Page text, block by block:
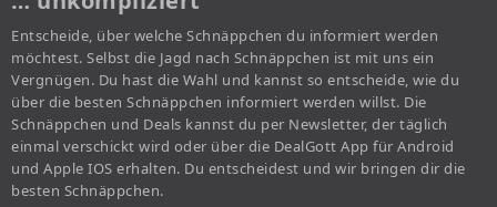
Entscheide, über welche Schnäppchen du informiert werden
möchtest. Selbst die Jagd nach Schnäppchen ist mit uns ein
Vergnügen. Du hast die Wahl und kannst so entscheide, wie du
über die besten Schnäppchen informiert werden willst. Die
Schnäppchen und Deals kannst du per Newsletter, der täglich
einmal verschickt wird oder über die DealGott App für Android
und Apple IOS erhalten. Du entscheidest und wir bringen dir die
besten Schnäppchen.